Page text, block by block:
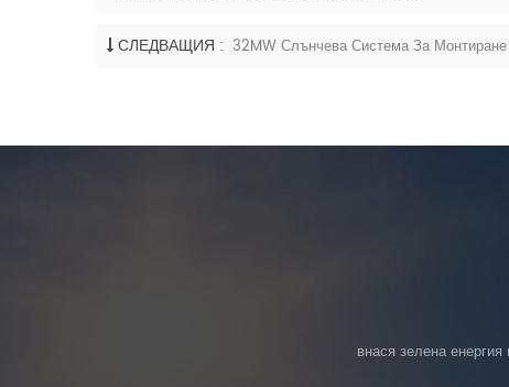
СЛЕДВАЩИЯ : 32MW Слънчева Система За
внася зелена